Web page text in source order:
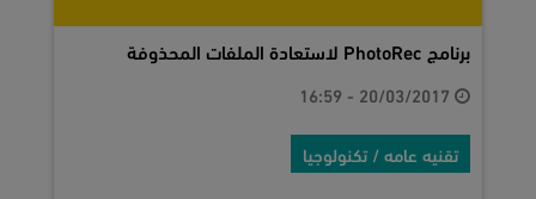
برنامج PhotoRec لاستعادة الملفات المحذوفة
تقنيه عامه / تكنولوجيا